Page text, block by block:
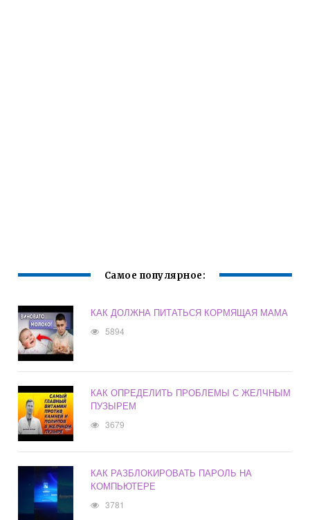
Самое популярное:
КАК ДОЛЖНА ПИТАТЬСЯ КОРМЯЩАЯ МАМА
5894
КАК ОПРЕДЕЛИТЬ ПРОБЛЕМЫ С ЖЕЛЧНЫМ
ПУЗЫРЕМ
3679
КАК РАЗБЛОКИРОВАТЬ ПАРОЛЬ НА
КОМПЬЮТЕРЕ
3781